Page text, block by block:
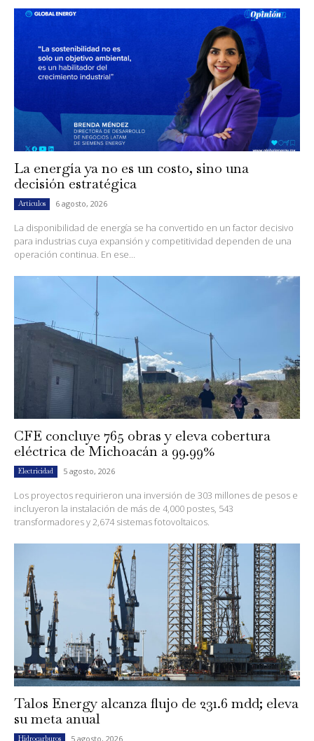
La energía ya no es un costo, sino una
decisión estratégica
Artículos 6 agosto, 2026
La disponibilidad de energía se ha convertido en un factor decisivo
para industrias cuya expansión y competitividad dependen de una
operación continua. En ese...
CFE concluye 765 obras y eleva cobertura
eléctrica de Michoacán a 99.99%
Electricidad 5 agosto, 2026
Los proyectos requirieron una inversión de 303 millones de pesos e
incluyeron la instalación de más de 4,000 postes, 543
transformadores y 2,674 sistemas fotovoltaicos.
Talos Energy alcanza flujo de 231.6 mdd; eleva
su meta anual
Hidrocarburos 5 agosto, 2026